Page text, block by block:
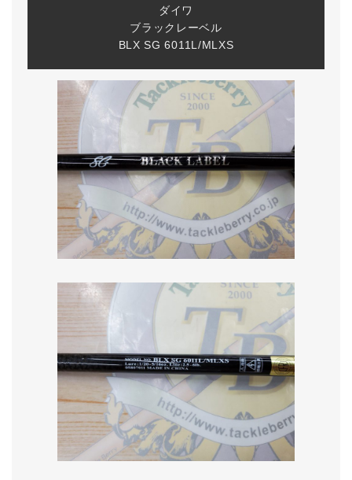
ダイワ
ブラックレーベル
BLX SG 6011L/MLXS